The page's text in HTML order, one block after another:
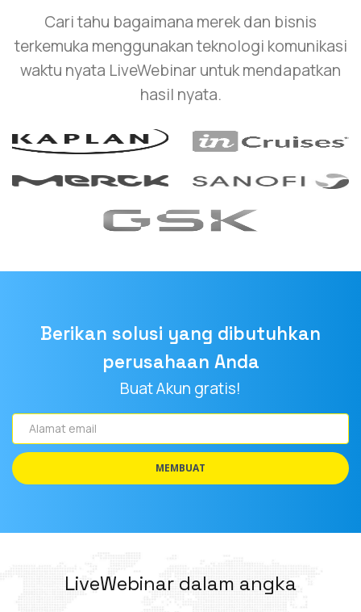
Cari tahu bagaimana merek dan bisnis
terkemuka menggunakan teknologi komunikasi
waktu nyata LiveWebinar untuk mendapatkan
hasil nyata.
Berikan solusi yang dibutuhkan
perusahaan Anda
Buat Akun gratis!
Alamat
email
MEMBUAT
LiveWebinar dalam angka